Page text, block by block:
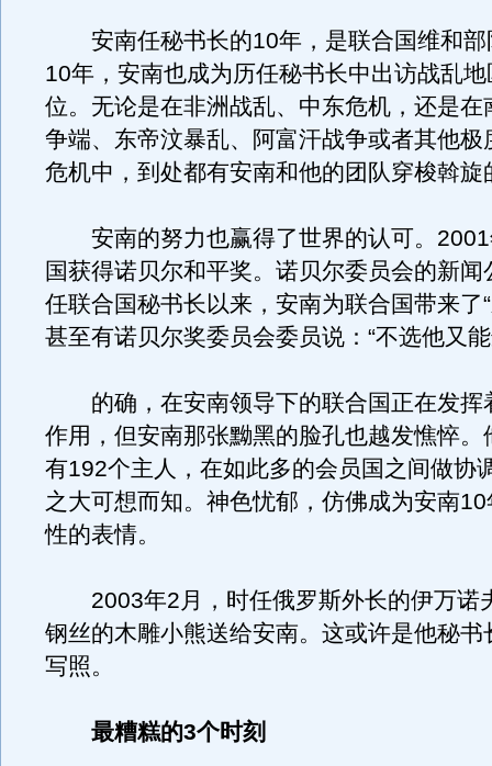
安南任秘书长的10年，是联合国维和部
10年，安南也成为历任秘书长中出访战乱
位。无论是在非洲战乱、中东危机，还是在
争端、东帝汶暴乱、阿富汗战争或者其他极
危机中，到处都有安南和他的团队穿梭斡旋
安南的努力也赢得了世界的认可。2001
国获得诺贝尔和平奖。诺贝尔委员会的新闻
任联合国秘书长以来，安南为联合国带来了
甚至有诺贝尔奖委员会委员说：“不选他又
的确，在安南领导下的联合国正在发挥
作用，但安南那张黝黑的脸孔也越发憔悴。
有192个主人，在如此多的会员国之间做协
之大可想而知。神色忧郁，仿佛成为安南
性的表情。
2003年2月，时任俄罗斯外长的伊万诺
钢丝的木雕小熊送给安南。这或许是他秘书
写照。
最糟糕的3个时刻